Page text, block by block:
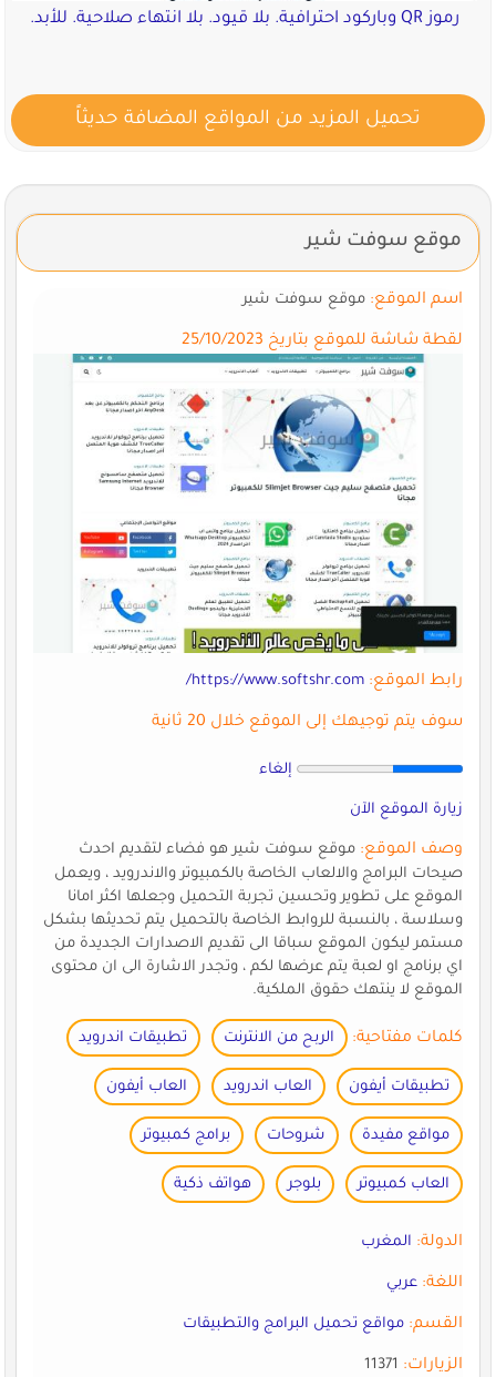
رموز QR وباركود احترافية. بلا قيود. بلا انتهاء صلاحية. للأبد.
تحميل المزيد من المواقع المضافة حديثاً
موقع سوفت شير
اسم الموقع:موقع سوفت شير
لقطة شاشة للموقع بتاريخ 25/10/2023
رابط الموقع: https://www.softshr.com/
سوف يتم توجيهك إلى الموقع خلال 20 ثانية
إلغاء
زيارة الموقع الآن
وصف الموقع:موقع سوفت شير هو فضاء لتقديم احدث
صيحات البرامج والالعاب الخاصة بالكمبيوتر والاندرويد ، ويعمل
الموقع على تطوير وتحسين تجربة التحميل وجعلها اكثر امانا
وسلاسة ، بالنسبة للروابط الخاصة بالتحميل يتم تحديثها بشكل
مستمر ليكون الموقع سباقا الى تقديم الاصدارات الجديدة من
اي برنامج او لعبة يتم عرضها لكم ، وتجدر الاشارة الى ان محتوى
الموقع لا ينتهك حقوق الملكية.
كلمات مفتاحية: الربح من الانترنت تطبيقات اندرويد
تطبيقات أيفون العاب اندرويد العاب أيفون
مواقع مفيدة شروحات برامج كمبيوتر
العاب كمبيوتر بلوجر هواتف ذكية
الدولة: المغرب
اللغة: عربي
القسم: مواقع تحميل البرامج والتطبيقات
الزيارات:11371